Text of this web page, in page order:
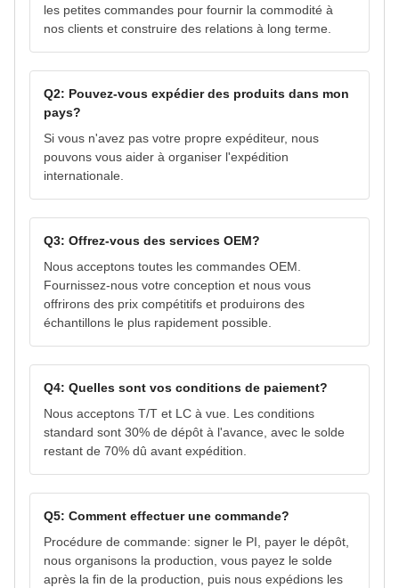
les petites commandes pour fournir la commodité à
nos clients et construire des relations à long terme.
Q2: Pouvez-vous expédier des produits dans mon
pays?
Si vous n'avez pas votre propre expéditeur, nous
pouvons vous aider à organiser l'expédition
internationale.
Q3: Offrez-vous des services OEM?
Nous acceptons toutes les commandes OEM.
Fournissez-nous votre conception et nous vous
offrirons des prix compétitifs et produirons des
échantillons le plus rapidement possible.
Q4: Quelles sont vos conditions de paiement?
Nous acceptons T/T et LC à vue. Les conditions
standard sont 30% de dépôt à l'avance, avec le solde
restant de 70% dû avant expédition.
Q5: Comment effectuer une commande?
Procédure de commande: signer le PI, payer le dépôt,
nous organisons la production, vous payez le solde
après la fin de la production, puis nous expédions les